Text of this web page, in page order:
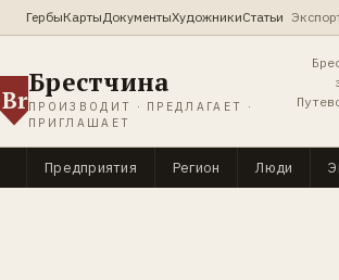
ГербыКартыДокументыХудожникиСтатьи
Br
Брестчина
ПРОИЗВОДИТ · ПРЕДЛАГАЕТ ·
ПРИГЛАШАЕТ
Предприятия Регион Люди